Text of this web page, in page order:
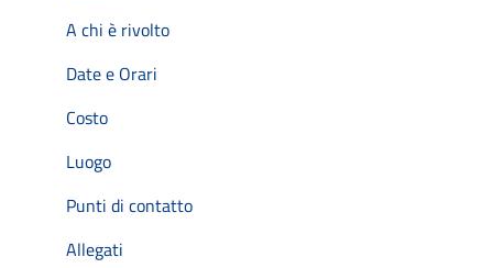
A chi è rivolto
Date e Orari
Costo
Luogo
Punti di contatto
Allegati